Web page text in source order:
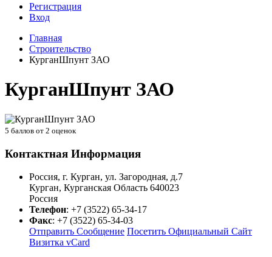
Регистрация
Вход
Главная
Строительство
КурганШпунт ЗАО
КурганШпунт ЗАО
5 баллов от 2 оценок
Контактная Информация
Россия, г. Курган, ул. Загородная, д.7
Курган, Курганская Область 640023
Россия
Телефон: +7 (3522) 65-34-17
Факс: +7 (3522) 65-34-03
Отправить Сообщение Посетить Официальный Сайт
Визитка vCard